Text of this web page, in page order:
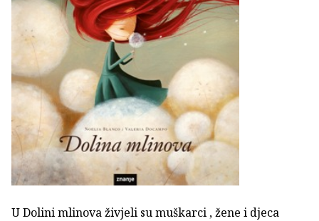
U Dolini mlinova živjeli su muškarci , žene i djeca